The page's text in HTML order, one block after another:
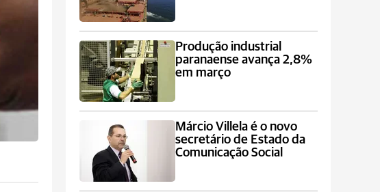
Produção industrial
paranaense avança 2,8%
em março
Márcio Villela é o novo
secretário de Estado da
Comunicação Social